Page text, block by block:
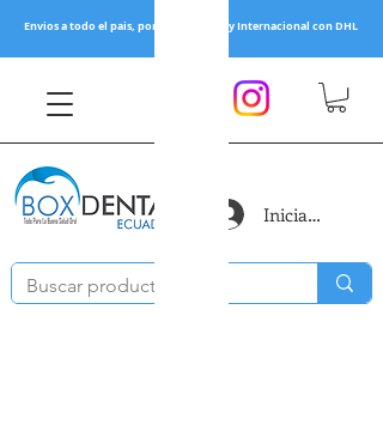
Envios a todo el pais, por Servientrega y Internacional con DHL
Iniciar sesión